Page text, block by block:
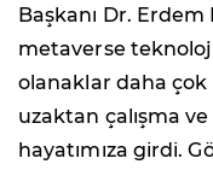
Başkanı Dr.
metaverse
olanaklar daha çok
uzaktan çalışma
hayatımıza girdi.